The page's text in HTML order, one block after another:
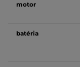
motor
batéria